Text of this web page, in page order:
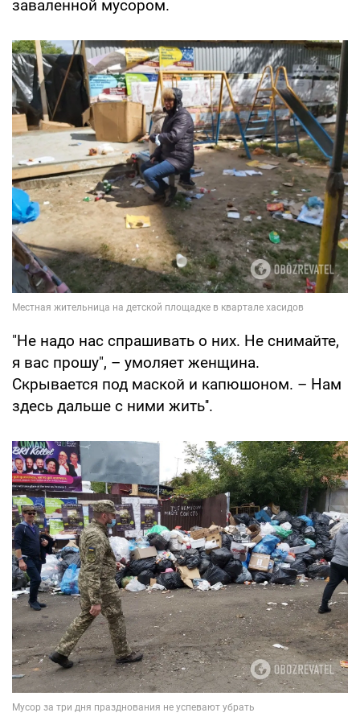
заваленной мусором.
"Не надо нас спрашивать о них. Не снимайте,
я вас прошу", – умоляет женщина.
Скрывается под маской и капюшоном. – Нам
здесь дальше с ними жить''.